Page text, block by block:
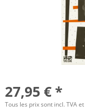
27,95 € *
Tous les prix sont incl. TVA et